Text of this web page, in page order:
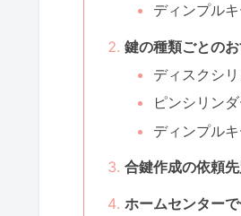
ディンプル
鍵の種類ごとの
ディスクシ
ピンシリン
ディンプル
合鍵作成の依頼
ホームセンター